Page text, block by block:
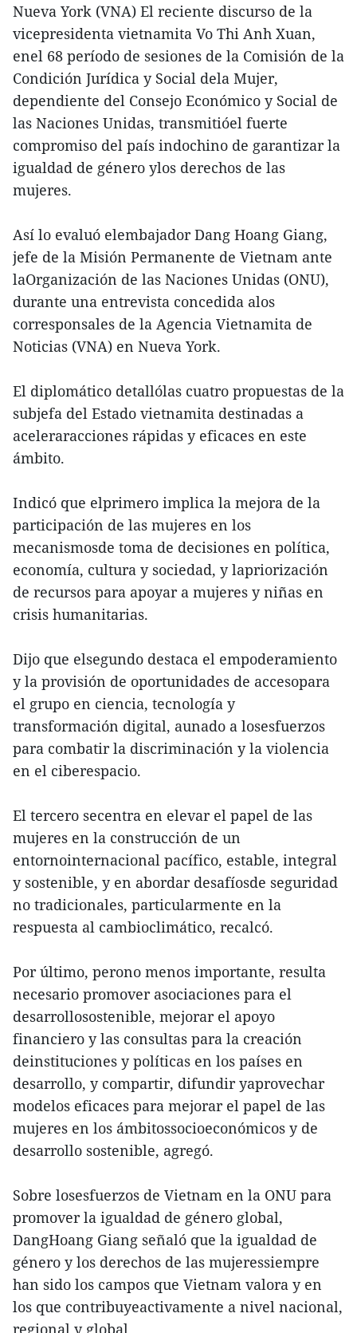
Nueva York (VNA) El reciente discurso de la
vicepresidenta vietnamita Vo Thi Anh Xuan,
enel 68 período de sesiones de la Comisión de la
Condición Jurídica y Social dela Mujer,
dependiente del Consejo Económico y Social de
las Naciones Unidas, transmitióel fuerte
compromiso del país indochino de garantizar la
igualdad de género ylos derechos de las
mujeres.
Así lo evaluó elembajador Dang Hoang Giang,
jefe de la Misión Permanente de Vietnam ante
laOrganización de las Naciones Unidas (ONU),
durante una entrevista concedida alos
corresponsales de la Agencia Vietnamita de
Noticias (VNA) en Nueva York.
El diplomático detallólas cuatro propuestas de la
subjefa del Estado vietnamita destinadas a
aceleraracciones rápidas y eficaces en este
ámbito.
Indicó que elprimero implica la mejora de la
participación de las mujeres en los
mecanismosde toma de decisiones en política,
economía, cultura y sociedad, y lapriorización
de recursos para apoyar a mujeres y niñas en
crisis humanitarias.
Dijo que elsegundo destaca el empoderamiento
y la provisión de oportunidades de accesopara
el grupo en ciencia, tecnología y
transformación digital, aunado a losesfuerzos
para combatir la discriminación y la violencia
en el ciberespacio.
El tercero secentra en elevar el papel de las
mujeres en la construcción de un
entornointernacional pacífico, estable, integral
y sostenible, y en abordar desafíosde seguridad
no tradicionales, particularmente en la
respuesta al cambioclimático, recalcó.
Por último, perono menos importante, resulta
necesario promover asociaciones para el
desarrollosostenible, mejorar el apoyo
financiero y las consultas para la creación
deinstituciones y políticas en los países en
desarrollo, y compartir, difundir yaprovechar
modelos eficaces para mejorar el papel de las
mujeres en los ámbitossocioeconómicos y de
desarrollo sostenible, agregó.
Sobre losesfuerzos de Vietnam en la ONU para
promover la igualdad de género global,
DangHoang Giang señaló que la igualdad de
género y los derechos de las mujeressiempre
han sido los campos que Vietnam valora y en
los que contribuyeactivamente a nivel nacional,
regional y global.